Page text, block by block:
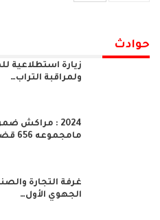
حوادث
زيارة استطلاعية
ولمراقبة التراب…
2024 : مراكش
مامجموعه 656 قضية…
غرفة التجارة
الجهوي الأول…